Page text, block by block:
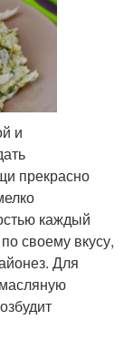
и
прекрасно
каждый
своему вкусу,
Для